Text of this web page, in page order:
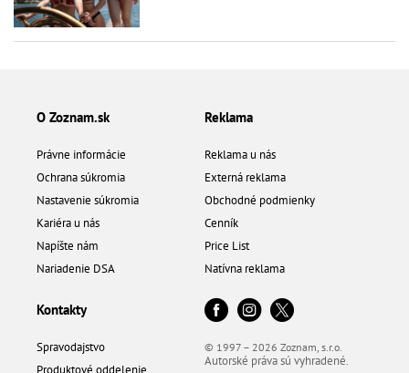
O Zoznam.sk
Právne informácie
Ochrana súkromia
Nastavenie súkromia
Kariéra u nás
Napíšte nám
Nariadenie DSA
Reklama
Reklama u nás
Externá reklama
Obchodné podmienky
Cenník
Price List
Natívna reklama
Kontakty
Spravodajstvo
Produktové oddelenie
© 1997 – 2026 Zoznam, s.r.o.
Autorské práva sú vyhradené.